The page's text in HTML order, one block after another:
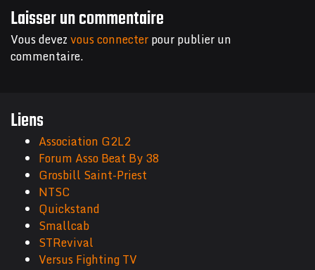
Laisser un commentaire
Vous devezvous connecterpour publier un
commentaire.
Liens
Association G2L2
Forum Asso Beat By 38
Grosbill Saint-Priest
NTSC
Quickstand
Smallcab
STRevival
Versus Fighting TV